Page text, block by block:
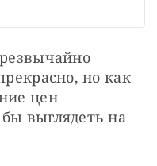
но как
цен
выглядеть на